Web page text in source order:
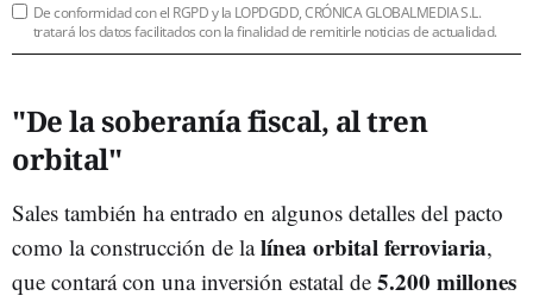
De conformidad con el RGPD y la LOPDGDD, CRÓNICA GLOBALMEDIA S.L.
tratará los datos facilitados con la finalidad de remitirle noticias de actualidad.
"De la soberanía fiscal, al tren
orbital"
Sales también ha entrado en algunos detalles del pacto
como la construcción de lalínea orbital ferroviaria,
que contará con una inversión estatal de 5.200 millones